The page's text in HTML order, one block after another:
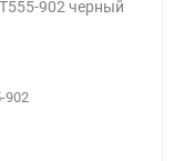
902 черный
902